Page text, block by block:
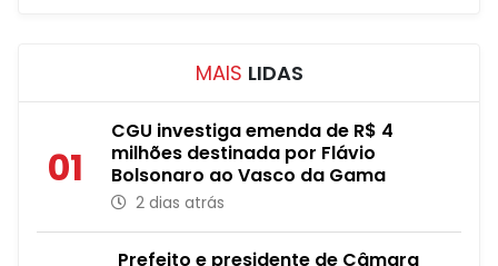
MAIS LIDAS
01
CGU investiga emenda de R$ 4
milhões destinada por Flávio
Bolsonaro ao Vasco da Gama
2 dias atrás
Prefeito e presidente de Câmara